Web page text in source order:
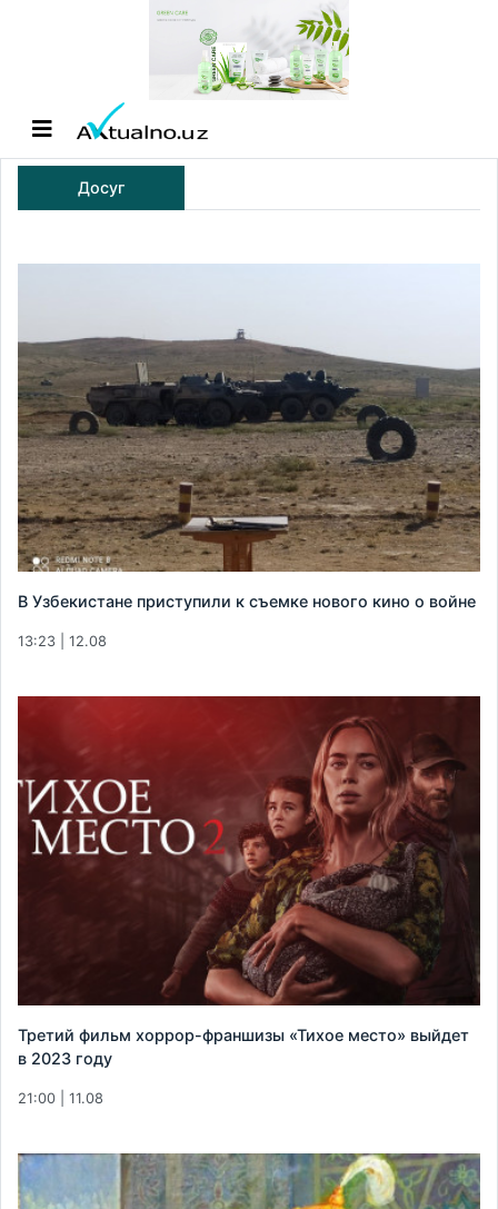
Досуг
В Узбекистане приступили к съемке нового кино о войне
13:23 | 12.08
Третий фильм хоррор-франшизы «Тихое место» выйдет
в 2023 году
21:00 | 11.08